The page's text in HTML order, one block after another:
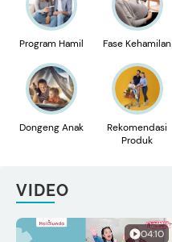
Program Hamil Fase Kehamilan
Dongeng Anak
Rekomendasi
Produk
VIDEO
04:10